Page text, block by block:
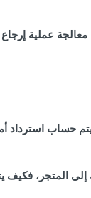
عملية
حساب استرداد
إلى المتجر،